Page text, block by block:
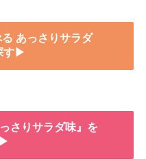
あっさりサラダ
す▶
さりサラダ味』を